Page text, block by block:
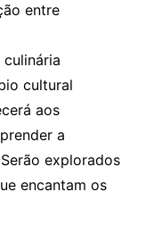
entre
cultural
aos
a
explorados
encantam os